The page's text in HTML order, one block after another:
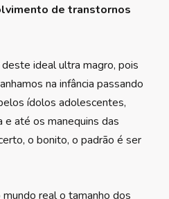
de transtornos
ideal ultra magro, pois
na infância passando
ídolos adolescentes,
até os manequins das
o bonito, o padrão é ser
real o tamanho dos